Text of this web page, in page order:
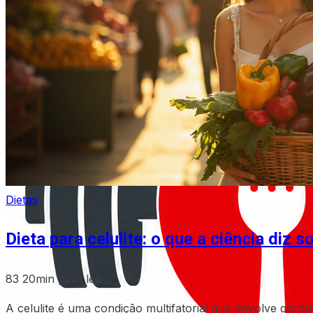
Dietas
Dieta para celulite: o que a ciência diz
83 20min para ler
A celulite é uma condição multifatorial que envolve